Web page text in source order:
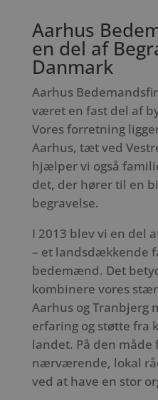
Aarhus
en del af
Danmark
Aarhus
været en fast del af
Vores forretning
Aarhus, tæt ved
hjælper vi også
det, der hører til en
begravelse.
I 2013 blev vi en del
– et landsdækkende
bedemænd. Det
kombinere vores
Aarhus og Tranbjerg
erfaring og støtte fra
landet. På den måde
nærværende, lokal
ved at have en stor